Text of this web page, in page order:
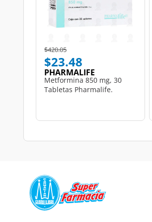
Price reduced from
$420.05to
$23.48
PHARMALIFE
Metformina 850 mg, 30
Tabletas Pharmalife.